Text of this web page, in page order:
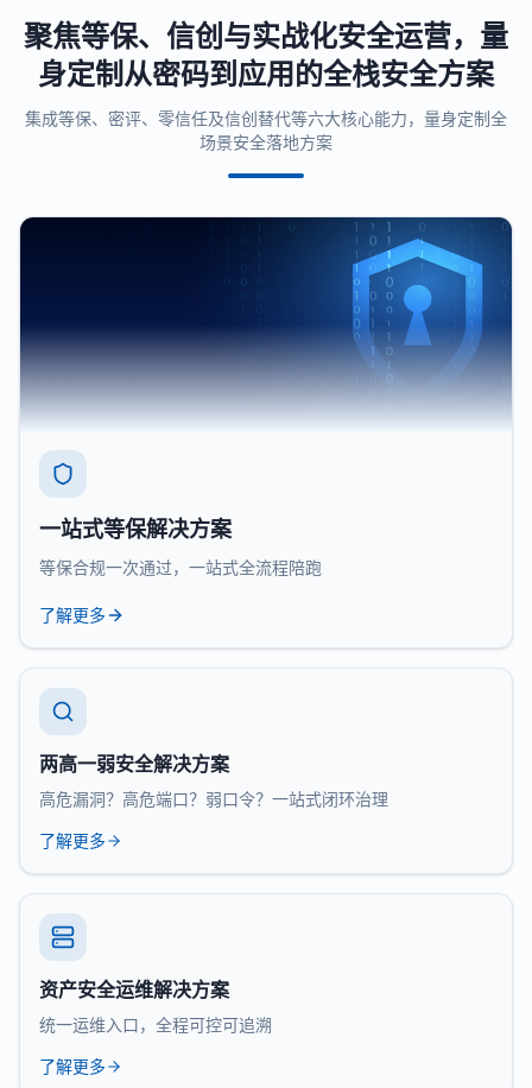
聚焦等保、信创与实战化安全运营，量
身定制从密码到应用的全栈安全方案
集成等保、密评、零信任及信创替代等六大核心能力，量身定制全
场景安全落地方案
一站式等保解决方案
等保合规一次通过，一站式全流程陪跑
了解更多
两高一弱安全解决方案
高危漏洞？高危端口？弱口令？一站式闭环治理
了解更多
资产安全运维解决方案
统一运维入口，全程可控可追溯
了解更多